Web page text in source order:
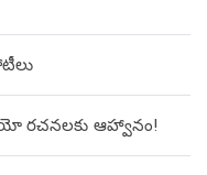
రచనలకు ఆహ్వానం!